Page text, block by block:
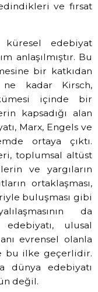
ve fırsat
edebiyat
anlaşılmıştır. Bu
bir katkıdan
kadar Kirsch,
içinde bir
kapsadığı alan
Marx, Engels ve
ortaya çıktı.
toplumsal altüst
ve yargıların
ortaklaşması,
buluşması gibi
da
ulusal
evrensel olanla
bu ilke geçerlidir.
dünya edebiyatı
değil.